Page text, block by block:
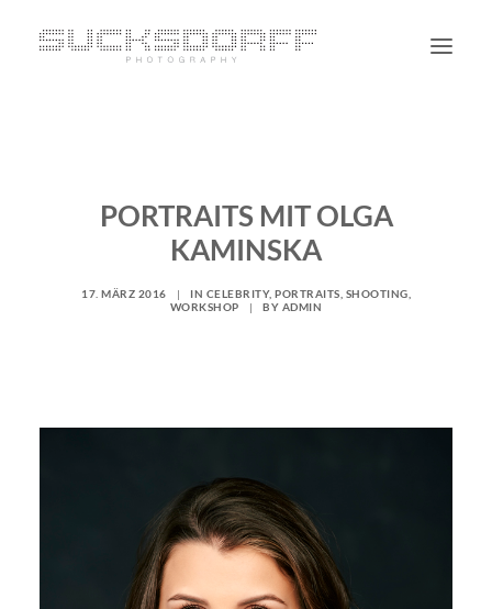
PERSONALPORTRAITS MIT OLGA
KAMINSKA
17. MÄRZ 2016 | IN CELEBRITY, PORTRAITS SHOOTING
WORKSHOP
| BY ADMIN